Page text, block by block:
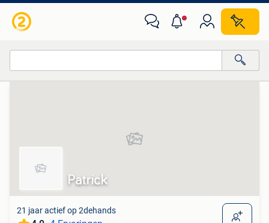
Van deze adverteerder
Patrick
21 jaar actief op 2dehands